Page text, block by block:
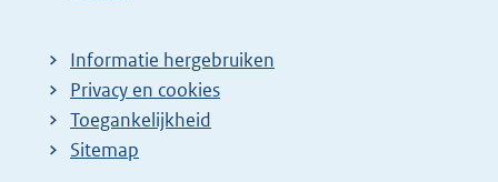
Informatie hergebruiken
Privacy en cookies
Toegankelijkheid
Sitemap